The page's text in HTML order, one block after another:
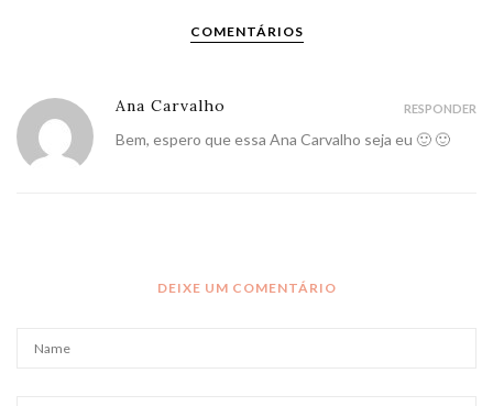
COMENTÁRIOS
Ana Carvalho
Bem, espero que essa Ana Carvalho seja eu 🙂 🙂
RESPONDER
DEIXE UM COMENTÁRIO